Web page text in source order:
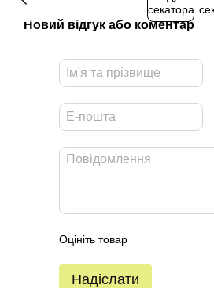
Новий відгук або коментар
Оцініть товар
Надіслати